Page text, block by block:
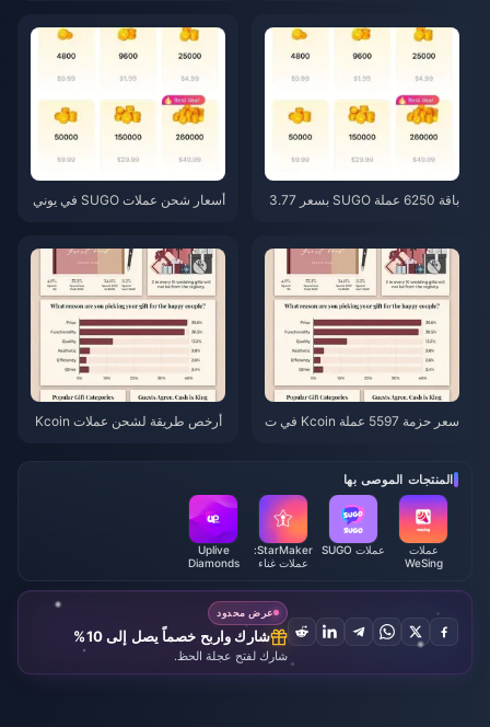
باقة 6250 عملة SUGO بسعر 3.77
أسعار شحن عملات SUGO في يوني
سعر حزمة 5597 عملة Kcoin في ت
أرخص طريقة لشحن عملات Kcoin
المنتجات الموصى بها
عملات
WeSing
عملات SUGO
StarMaker:
عملات غناء
Uplive
Diamonds
عرض محدود
شارك واربح خصماً يصل إلى 10%
شارك لفتح عجلة الحظ.